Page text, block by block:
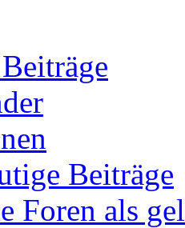
Beiträge
Foren als